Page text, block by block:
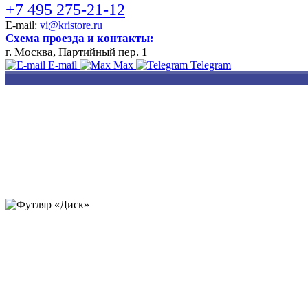
+7 495 275-21-12
E-mail: vi@kristore.ru
Схема проезда и контакты:
г. Москва, Партийный пер. 1
E-mail Max Telegram